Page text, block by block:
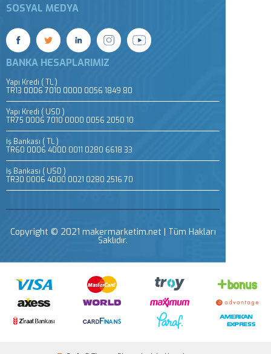
SOSYAL MEDYA
BANKA HESAPLARIMIZ
Yapı Kredi ( TL )
TR13 0006 7010 0000 0056 1849 80
Yapı Kredi ( USD )
TR75 0006 7010 0000 0056 2050 10
İş Bankası ( TL )
TR60 0006 4000 0011 0280 6618 33
İş Bankası ( USD )
TR30 0006 4000 0021 0280 2516 70
Copyright © 2021 makermarketim.net | Tüm Hakları
Saklıdır.